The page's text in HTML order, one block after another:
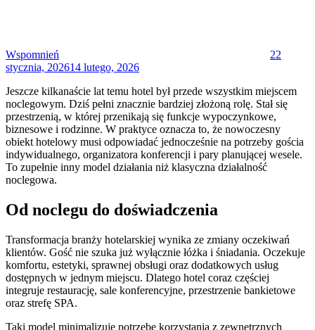
Wspomnień
22
stycznia, 202614 lutego, 2026
Jeszcze kilkanaście lat temu hotel był przede wszystkim miejscem
noclegowym. Dziś pełni znacznie bardziej złożoną rolę. Stał się
przestrzenią, w której przenikają się funkcje wypoczynkowe,
biznesowe i rodzinne. W praktyce oznacza to, że nowoczesny
obiekt hotelowy musi odpowiadać jednocześnie na potrzeby gościa
indywidualnego, organizatora konferencji i pary planującej wesele.
To zupełnie inny model działania niż klasyczna działalność
noclegowa.
Od noclegu do doświadczenia
Transformacja branży hotelarskiej wynika ze zmiany oczekiwań
klientów. Gość nie szuka już wyłącznie łóżka i śniadania. Oczekuje
komfortu, estetyki, sprawnej obsługi oraz dodatkowych usług
dostępnych w jednym miejscu. Dlatego hotel coraz częściej
integruje restaurację, sale konferencyjne, przestrzenie bankietowe
oraz strefę SPA.
Taki model minimalizuje potrzebę korzystania z zewnętrznych